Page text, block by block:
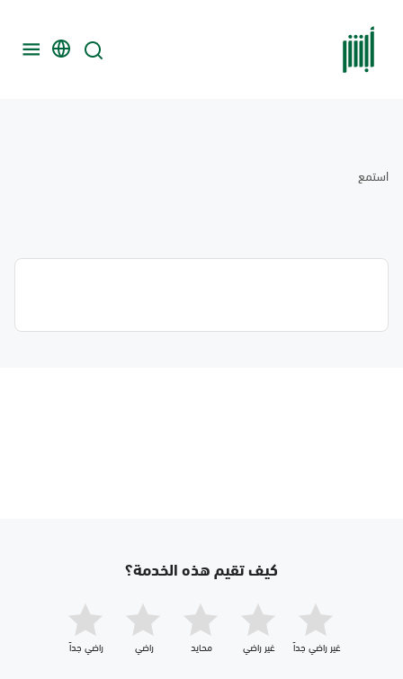
استمع
كيف تقيم هذه الخدمة؟
غير راضي جداّ غير راضي محايد راضي راضي جداّ